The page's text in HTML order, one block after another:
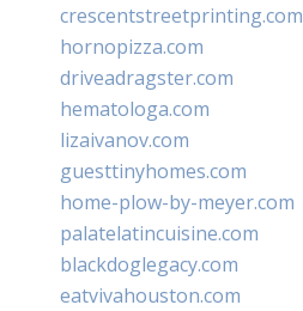
crescentstreetprinting.com
hornopizza.com
driveadragster.com
hematologa.com
lizaivanov.com
guesttinyhomes.com
home-plow-by-meyer.com
palatelatincuisine.com
blackdoglegacy.com
eatvivahouston.com